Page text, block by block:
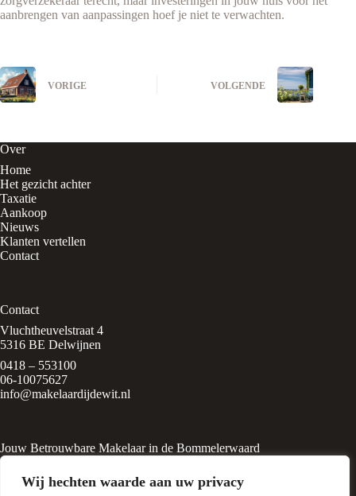
Wij hechten waarde aan uw privacy
aanbrengen van aanpassingen hoef je niet te verwachten.
VORIGE VOLGENDE
Over
Home
Het gezicht achter
Taxatie
Aankoop
Nieuws
Klanten vertellen
Contact
Contact
Vluchtheuvelstraat 4
5316 BE Delwijnen
0418 – 553100
06-10075627
info@makelaardijdewit.nl
Jouw Betrouwbare Makelaar in de Bommelerwaard
rustige, groene dorp